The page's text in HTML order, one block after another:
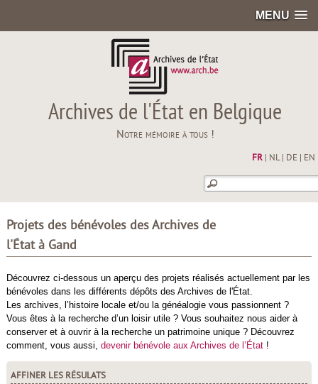
MENU
Archives de l'État en Belgique
Notre mémoire à tous !
FR| NL| DE EN
Projets des bénévoles des Archives de
l'État à Gand
Découvrez ci-dessous un aperçu des projets réalisés actuellement par les
bénévoles dans les différents dépôts des Archives de l'État.
Les archives, l’histoire locale et/ou la généalogie vous passionnent ?
Vous êtes à la recherche d’un loisir utile ? Vous souhaitez nous aider à
conserver et à ouvrir à la recherche un patrimoine unique ? Découvrez
comment, vous aussi, devenir bénévole aux Archives de l’État!
AFFINER LES RÉSULATS